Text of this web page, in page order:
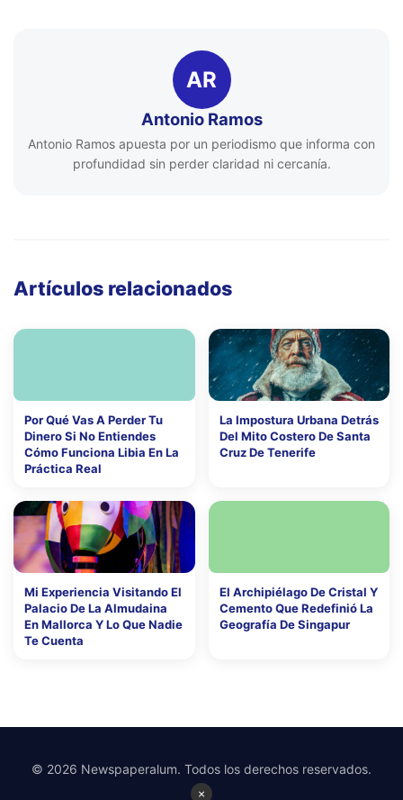
AR
Antonio Ramos
Antonio Ramos apuesta por un periodismo que informa con
profundidad sin perder claridad ni cercanía.
Artículos relacionados
Por Qué Vas A Perder Tu
Dinero Si No Entiendes
Cómo Funciona Libia En La
Práctica Real
La Impostura Urbana Detrás
Del Mito Costero De Santa
Cruz De Tenerife
Mi Experiencia Visitando El
Palacio De La Almudaina
En Mallorca Y Lo Que Nadie
Te Cuenta
El Archipiélago De Cristal Y
Cemento Que Redefinió La
Geografía De Singapur
×
© 2026 Newspaperalum. Todos los derechos reservados.